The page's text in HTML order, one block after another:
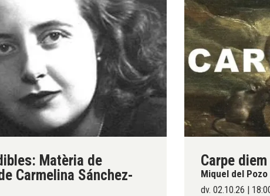
Matèria de
Carmelina Sánchez-
Carpe
Miquel del Pozo
dv. 02.10.26 |